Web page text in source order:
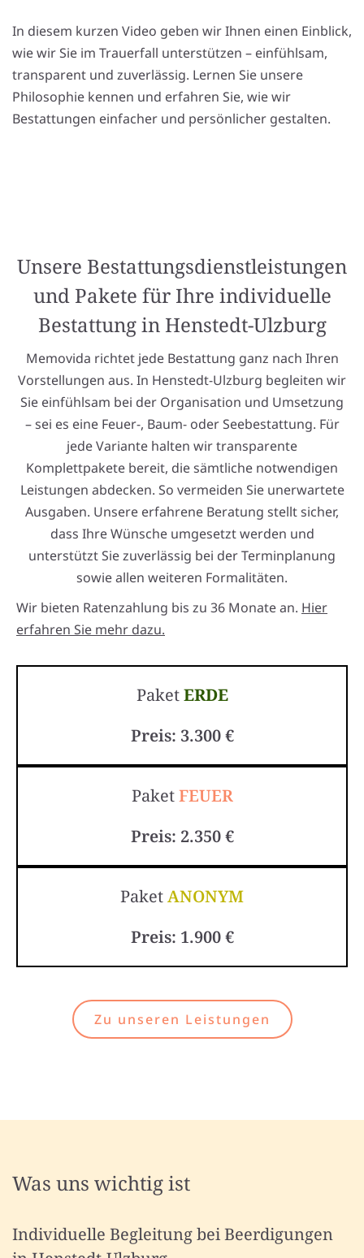
In diesem kurzen Video geben wir Ihnen einen Einblick,
wie wir Sie im Trauerfall unterstützen – einfühlsam,
transparent und zuverlässig. Lernen Sie unsere
Philosophie kennen und erfahren Sie, wie wir
Bestattungen einfacher und persönlicher gestalten.
Unsere Bestattungsdienstleistungen
und Pakete für Ihre individuelle
Bestattung in Henstedt-Ulzburg
Memovida richtet jede Bestattung ganz nach Ihren
Vorstellungen aus. In Henstedt-Ulzburg begleiten wir
Sie einfühlsam bei der Organisation und Umsetzung
– sei es eine Feuer-, Baum- oder Seebestattung. Für
jede Variante halten wir transparente
Komplettpakete bereit, die sämtliche notwendigen
Leistungen abdecken. So vermeiden Sie unerwartete
Ausgaben. Unsere erfahrene Beratung stellt sicher,
dass Ihre Wünsche umgesetzt werden und
unterstützt Sie zuverlässig bei der Terminplanung
sowie allen weiteren Formalitäten.
Wir bieten Ratenzahlung bis zu 36 Monate an. Hier
erfahren Sie mehr dazu.
PaketERDE
Preis: 3.300 €
PaketFEUER
Preis: 2.350 €
PaketANONYM
Preis: 1.900 €
Zu unseren Leistungen
Was uns wichtig ist
Individuelle Begleitung bei Beerdigungen